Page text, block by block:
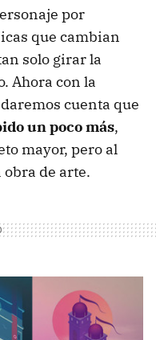
por
que cambian
solo girar la
Ahora con la
cuenta que
un poco más,
mayor, pero al
de arte.